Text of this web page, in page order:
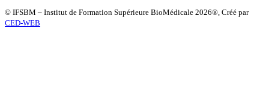
© IFSBM – Institut de Formation Supérieure BioMédicale 2026®, Créé par
CED-WEB